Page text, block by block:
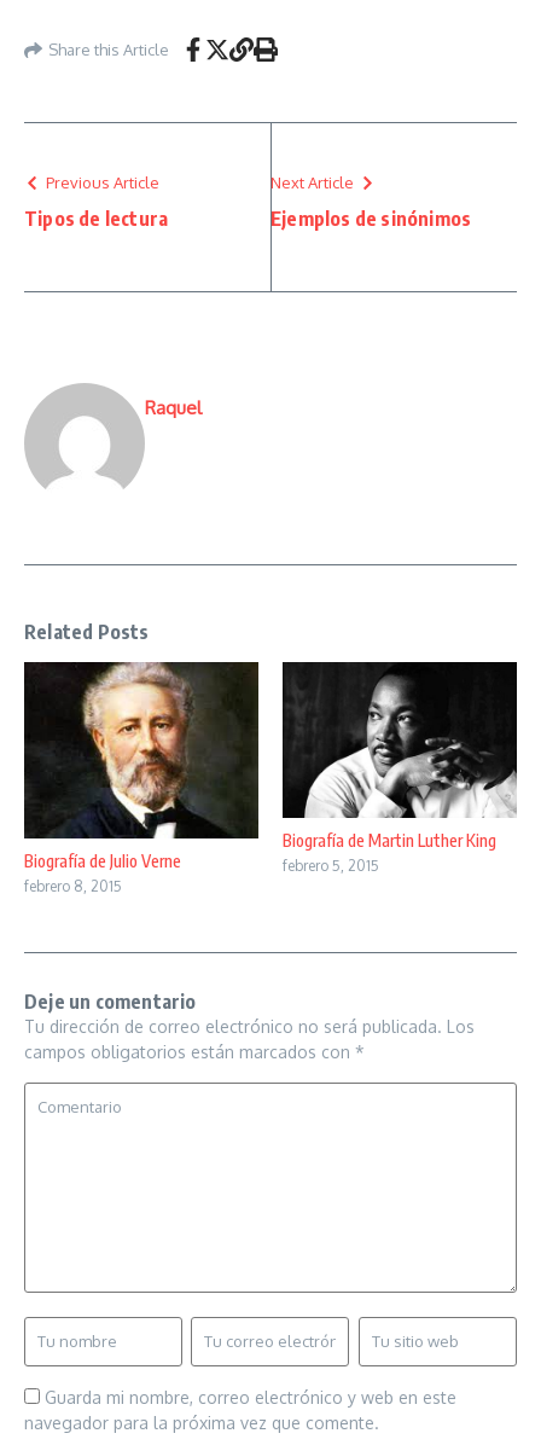
Share this Article
Previous Article
Tipos de lectura
Next Article
Ejemplos de sinónimos
Raquel
Related Posts
Biografía de Julio Verne
febrero 8, 2015
Biografía de Martin Luther King
febrero 5, 2015
Deje un comentario
Tu dirección de correo electrónico no será publicada. Los
campos obligatorios están marcados con *
Guarda mi nombre, correo electrónico y web en este
navegador para la próxima vez que comente.